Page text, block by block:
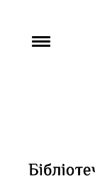
БІЦ